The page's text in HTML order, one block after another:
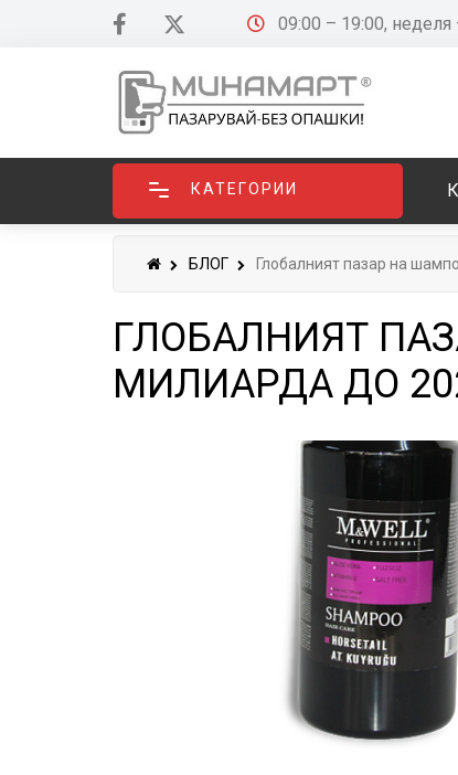
09:00 – 19:00,
КАТЕГОРИИ
БЛОГ Глобалният пазар на
ГЛОБАЛНИЯТ
МИЛИАРДА ДО